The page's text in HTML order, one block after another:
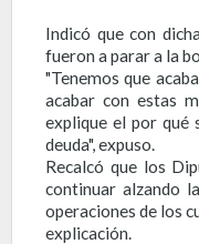
Indicó que con
fueron a parar a la
"Tenemos que
acabar con estas
explique el por qué
deuda", expuso.
Recalcó que los
continuar alzando
operaciones de los
explicación.